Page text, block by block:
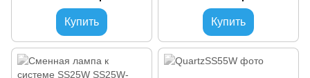
Купить Купить